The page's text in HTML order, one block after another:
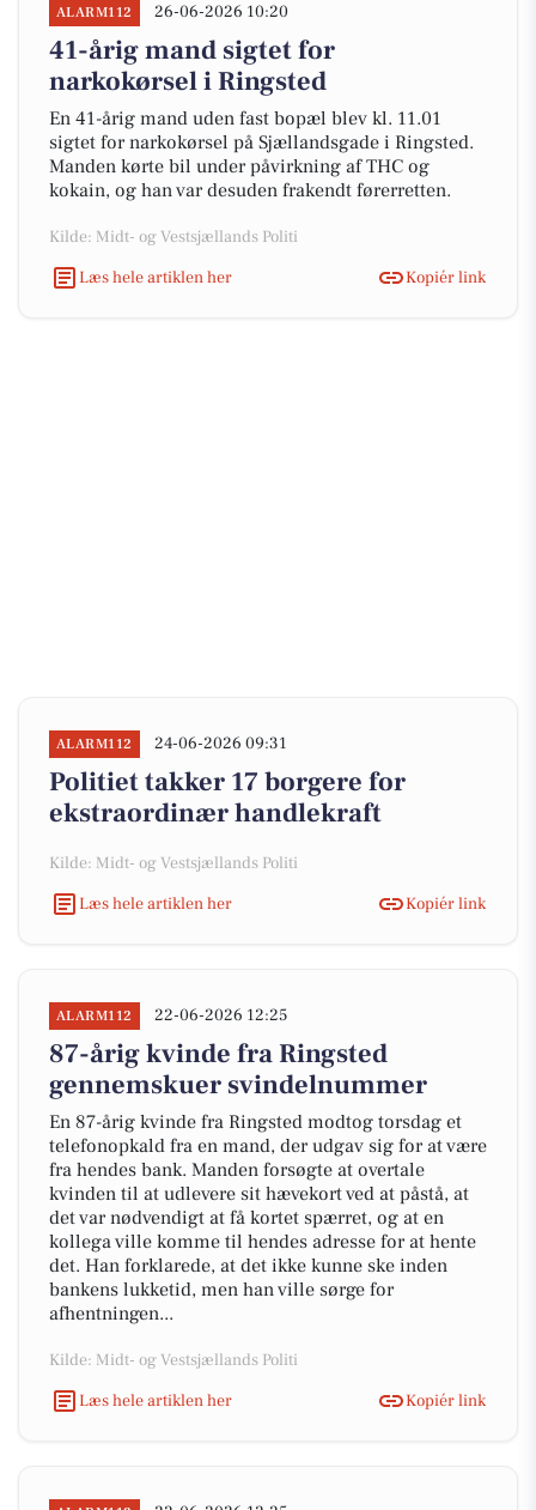
ALARM112 26-06-2026 10:20
41-årig mand sigtet for
narkokørsel i Ringsted
En 41-årig mand uden fast bopæl blev kl. 11.01
sigtet for narkokørsel på Sjællandsgade i Ringsted.
Manden kørte bil under påvirkning af THC og
kokain, og han var desuden frakendt førerretten.
Kilde: Midt- og Vestsjællands Politi
Læs hele artiklen her
Kopiér link
ALARM112 24-06-2026 09:31
Politiet takker 17 borgere for
ekstraordinær handlekraft
Kilde: Midt- og Vestsjællands Politi
Læs hele artiklen her
Kopiér link
ALARM112 22-06-2026 12:25
87-årig kvinde fra Ringsted
gennemskuer svindelnummer
En 87-årig kvinde fra Ringsted modtog torsdag et
telefonopkald fra en mand, der udgav sig for at være
fra hendes bank. Manden forsøgte at overtale
kvinden til at udlevere sit hævekort ved at påstå, at
det var nødvendigt at få kortet spærret, og at en
kollega ville komme til hendes adresse for at hente
det. Han forklarede, at det ikke kunne ske inden
bankens lukketid, men han ville sørge for
afhentningen...
Kilde: Midt- og Vestsjællands Politi
Læs hele artiklen her
Kopiér link